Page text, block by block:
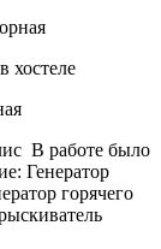
хостеле
В работе было
Генератор
горячего